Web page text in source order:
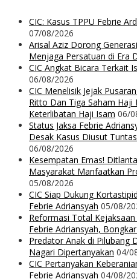
CIC: Kasus TPPU Febrie
07/08/2026
Arisal Aziz Dorong
Menjaga Persatuan di Era
CIC Angkat Bicara Terkait
06/08/2026
CIC Menelisik Jejak
Ritto Dan Tiga Saham Haji
Keterlibatan Haji Isam 06/
Status Jaksa Febrie
Desak Kasus Diusut
06/08/2026
Kesempatan Emas!
Masyarakat Manfaatkan
05/08/2026
CIC Siap Dukung
Febrie Adriansyah 05/08/
Reformasi Total
Febrie Adriansyah,
Predator Anak di Pilubang
Nagari Dipertanyakan 04/
CIC Pertanyakan
Febrie Adriansyah 04/08/